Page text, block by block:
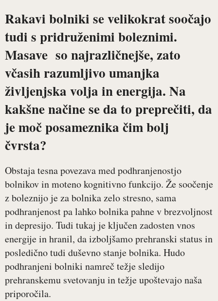
Rakavi bolniki se velikokrat soočajo
tudi s pridruženimi boleznimi.
Masave so najrazličnejše, zato
včasih razumljivo umanjka
življenjska volja in energija. Na
kakšne načine se da to preprečiti, da
je moč posameznika čim bolj
čvrsta?
Obstaja tesna povezava med podhranjenostjo
bolnikov in moteno kognitivno funkcijo. Že soočenje
z boleznijo je za bolnika zelo stresno, sama
podhranjenost pa lahko bolnika pahne v brezvoljnost
in depresijo. Tudi tukaj je ključen zadosten vnos
energije in hranil, da izboljšamo prehranski status in
posledično tudi duševno stanje bolnika. Hudo
podhranjeni bolniki namreč težje sledijo
prehranskemu svetovanju in težje upoštevajo naša
priporočila.